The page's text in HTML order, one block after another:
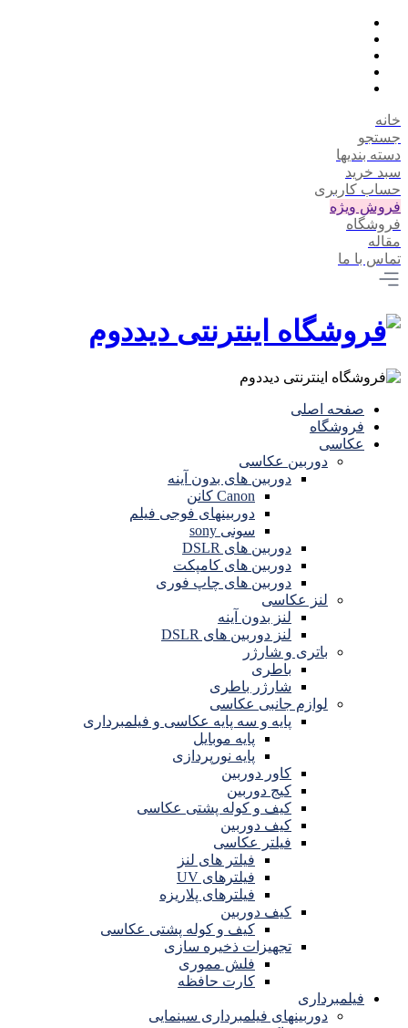
خانه
جستجو
دسته بندیها
سبد خرید
حساب کاربری
فروش ویژه
فروشگاه
مقاله
تماس با ما
صفحه اصلی
فروشگاه
عکاسی
دوربین عکاسی
دوربین های بدون آینه
Canon کانن
دوربینهای فوجی فیلم
سونی sony
دوربین های DSLR
دوربین های کامپکت
دوربین های چاپ فوری
لنز عکاسی
لنز بدون آینه
لنز دوربین های DSLR
باتری و شارژر
باطری
شارژر باطری
لوازم جانبی عکاسی
پایه و سه پایه عکاسی و فیلمبرداری
پایه موبایل
پایه نورپردازی
کاور دوربین
کیج دوربین
کیف و کوله پشتی عکاسی
کیف دوربین
فیلتر عکاسی
فیلتر های لنز
فیلترهای UV
فیلترهای پلاریزه
کیف دوربین
کیف و کوله پشتی عکاسی
تجهیزات ذخیره سازی
فلش مموری
کارت حافظه
فیلمبرداری
دوربینهای فیلمبرداری سینمایی